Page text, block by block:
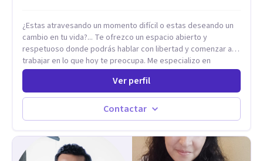
vida y relaciones personales.
¿Estas atravesando un momento difícil o estas deseando un
cambio en tu vida?... Te ofrezco un espacio abierto y
respetuoso donde podrás hablar con libertad y comenzar a
trabajar en lo que hoy te preocupa. Me especializo en
Trastornos de Ansiedad y a lo largo de mi experiencia
profesional he acompañado a muchas Familias y Parejas con
distintas problemáticas como el manejo del estrés,
Autoestima, Gestión de la Ira, Depresión, Retos en la Crianza,
Codependencia, Celos, entre otros. Cuento con más de 12
trabajado en distintos contextos clínicos con niños,
Adolescentes y Adultos
Ver perfil
Contactar